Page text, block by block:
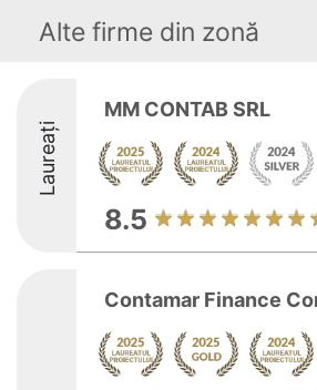
Alte firme din zonă
Laureați
MM CONTAB SRL
8.5
Contamar Finance